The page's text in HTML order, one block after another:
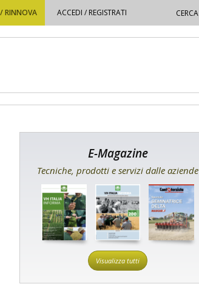
RINNOVA ACCEDI / REGISTRATI
E-Magazine
Tecniche, prodotti e servizi dalle aziende
Visualizza tutti